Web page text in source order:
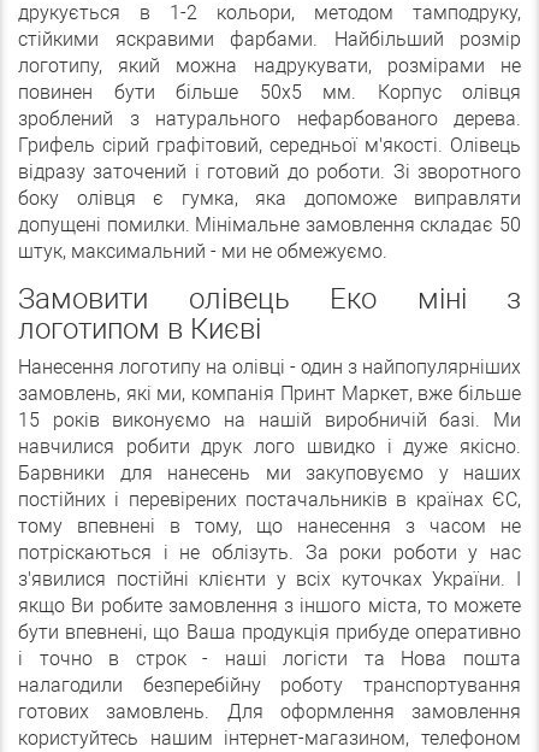
друкується в 1-2 кольори, методом тамподруку,
стійкими яскравими фарбами. Найбільший розмір
логотипу, який можна надрукувати, розмірами не
повинен бути більше 50х5 мм. Корпус олівця
зроблений з натурального нефарбованого дерева.
Грифель сірий графітовий, середньої м'якості. Олівець
відразу заточений і готовий до роботи. Зі зворотного
боку олівця є гумка, яка допоможе виправляти
допущені помилки. Мінімальне замовлення складає 50
штук, максимальний - ми не обмежуємо.
Замовити олівець Еко міні з
логотипом в Києві
Нанесення логотипу на олівці - один з найпопулярніших
замовлень, які ми, компанія Принт Маркет, вже більше
15 років виконуємо на нашій виробничій базі. Ми
навчилися робити друк лого швидко і дуже якісно.
Барвники для нанесень ми закуповуємо у наших
постійних і перевірених постачальників в країнах ЄС,
тому впевнені в тому, що нанесення з часом не
потріскаються і не облізуть. За роки роботи у нас
з'явилися постійні клієнти у всіх куточках України. І
якщо Ви робите замовлення з іншого міста, то можете
бути впевнені, що Ваша продукція прибуде оперативно
і точно в строк - наші логісти та Нова пошта
налагодили безперебійну роботу транспортування
готових замовлень. Для оформлення замовлення
користуйтесь нашим інтернет-магазином, телефоном